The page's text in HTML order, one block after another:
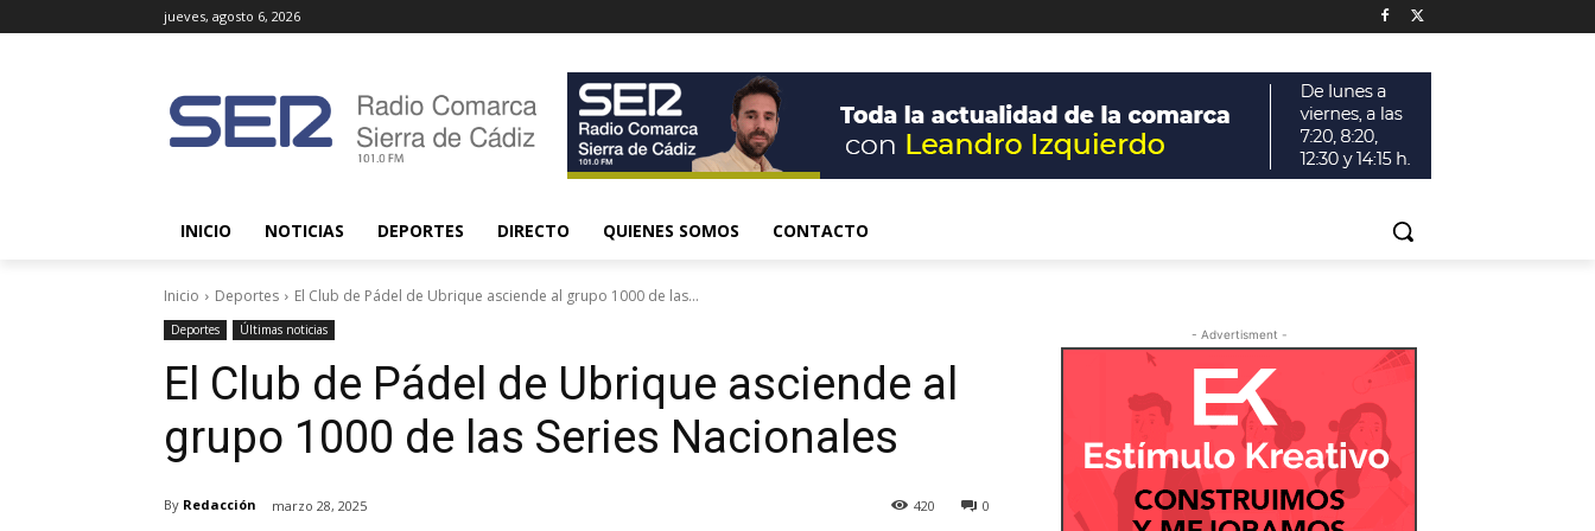
jueves, agosto 6, 2026
INICIO NOTICIAS DEPORTES DIRECTO QUIENES SOMOS CONTACTO
Inicio Deportes El Club de Pádel de Ubrique asciende al grupo 1000 de las...
Deportes Últimas noticias
El Club de Pádel de Ubrique asciende al
grupo 1000 de las Series Nacionales
By Redacción marzo 28, 2025 0
420
- Advertisment -